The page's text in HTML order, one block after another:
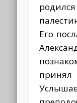
Его